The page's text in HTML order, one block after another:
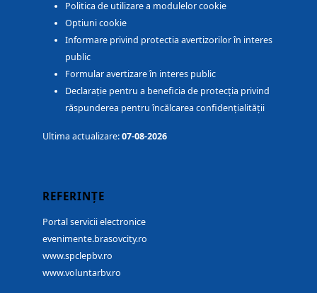
Politica de utilizare a modulelor cookie
Optiuni cookie
Informare privind protectia avertizorilor în interes
public
Formular avertizare în interes public
Declarație pentru a beneficia de protecția privind
răspunderea pentru încălcarea confidențialității
Ultima actualizare:07-08-2026
REFERINȚE
Portal servicii electronice
evenimente.brasovcity.ro
www.spclepbv.ro
www.voluntarbv.ro